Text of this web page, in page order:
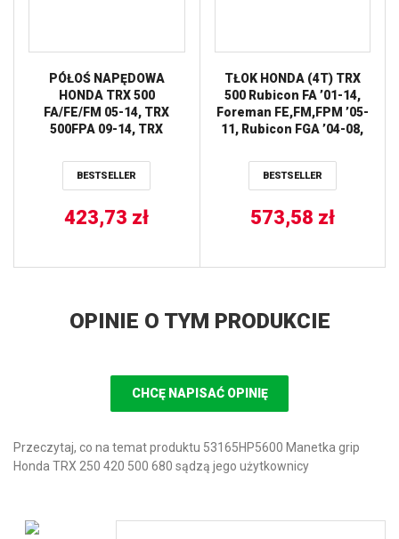
PÓŁOŚ NAPĘDOWA
HONDA TRX 500
FA/FE/FM 05-14, TRX
500FPA 09-14, TRX
680 RINCON 06-18 PRZÓD
STRONA PRAWA ALL
BESTSELLER
423,73 zł
TŁOK HONDA (4T) TRX
500 Rubicon FA ’01-14,
Foreman FE,FM,FPM ’05-
11, Rubicon FGA ’04-08,
(+0,50MM=92,46MM)
(SWORZEŃ 20MM)
BESTSELLER
573,58 zł
OPINIE O TYM PRODUKCIE
CHCĘ NAPISAĆ OPINIĘ
Przeczytaj, co na temat produktu 53165HP5600 Manetka grip
Honda TRX 250 420 500 680 sądzą jego użytkownicy